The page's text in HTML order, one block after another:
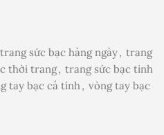
trang sức bạc hàng ngày, trang
thời trang, trang sức bạc tinh
tay bạc cá tính, vòng tay bạc